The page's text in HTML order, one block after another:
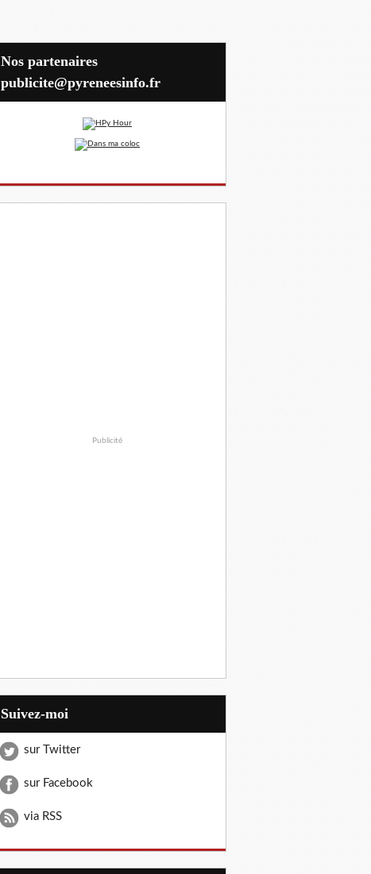
Nos partenaires
publicite@pyreneesinfo.fr
Publicité
Suivez-moi
sur Twitter
sur Facebook
via RSS